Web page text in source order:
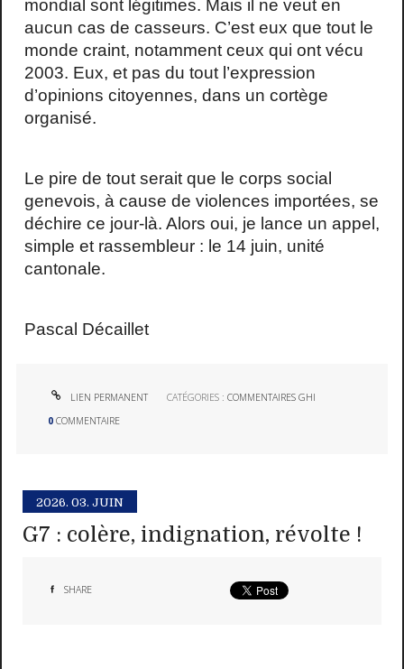
mondial sont légitimes. Mais il ne veut en
aucun cas de casseurs. C’est eux que tout le
monde craint, notamment ceux qui ont vécu
2003. Eux, et pas du tout l’expression
d’opinions citoyennes, dans un cortège
organisé.
Le pire de tout serait que le corps social
genevois, à cause de violences importées, se
déchire ce jour-là. Alors oui, je lance un appel,
simple et rassembleur : le 14 juin, unité
cantonale.
Pascal Décaillet
LIEN PERMANENT CATÉGORIES :COMMENTAIRES GHI
0 COMMENTAIRE
2026. 03. JUIN
G7 : colère, indignation, révolte !
SHARE